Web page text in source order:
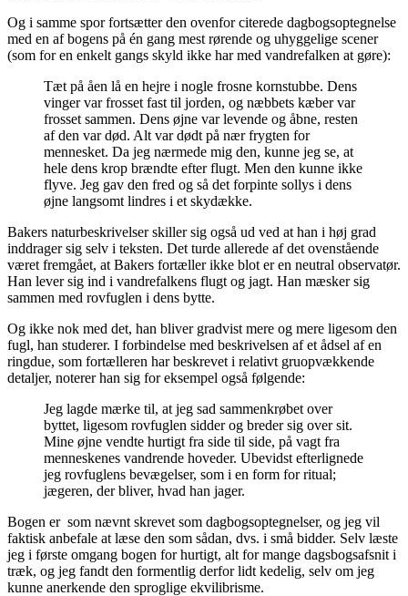
Og i samme spor fortsætter den ovenfor citerede dagbogsoptegnelse
med en af bogens på én gang mest rørende og uhyggelige scener
(som for en enkelt gangs skyld ikke har med vandrefalken at gøre):
Tæt på åen lå en hejre i nogle frosne kornstubbe. Dens
vinger var frosset fast til jorden, og næbbets kæber var
frosset sammen. Dens øjne var levende og åbne, resten
af den var død. Alt var dødt på nær frygten for
mennesket. Da jeg nærmede mig den, kunne jeg se, at
hele dens krop brændte efter flugt. Men den kunne ikke
flyve. Jeg gav den fred og så det forpinte sollys i dens
øjne langsomt lindres i et skydække.
Bakers naturbeskrivelser skiller sig også ud ved at han i høj grad
inddrager sig selv i teksten. Det turde allerede af det ovenstående
været fremgået, at Bakers fortæller ikke blot er en neutral observatør.
Han lever sig ind i vandrefalkens flugt og jagt. Han mæsker sig
sammen med rovfuglen i dens bytte.
Og ikke nok med det, han bliver gradvist mere og mere ligesom den
fugl, han studerer. I forbindelse med beskrivelsen af et ådsel af en
ringdue, som fortælleren har beskrevet i relativt gruopvækkende
detaljer, noterer han sig for eksempel også følgende:
Jeg lagde mærke til, at jeg sad sammenkrøbet over
byttet, ligesom rovfuglen sidder og breder sig over sit.
Mine øjne vendte hurtigt fra side til side, på vagt fra
menneskenes vandrende hoveder. Ubevidst efterlignede
jeg rovfuglens bevægelser, som i en form for ritual;
jægeren, der bliver, hvad han jager.
Bogen er som nævnt skrevet som dagbogsoptegnelser, og jeg vil
faktisk anbefale at læse den som sådan, dvs. i små bidder. Selv læste
jeg i første omgang bogen for hurtigt, alt for mange dagsbogsafsnit i
træk, og jeg fandt den formentlig derfor lidt kedelig, selv om jeg
kunne anerkende den sproglige ekvilibrisme.